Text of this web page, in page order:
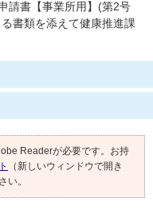
請書【事業所用】(第2号
書類を添えて健康推進課
Readerが必要です。お持
（新しいウィンドウで開き
い。